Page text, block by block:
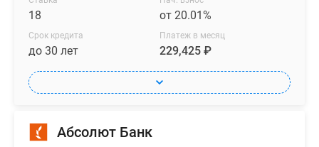
18 от 20.01%
Срок кредита
до 30 лет
Платеж в месяц
229,425 ₽
Абсолют Банк